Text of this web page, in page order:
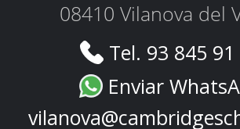
08410 Vilanova del
Tel. 93 845
Enviar